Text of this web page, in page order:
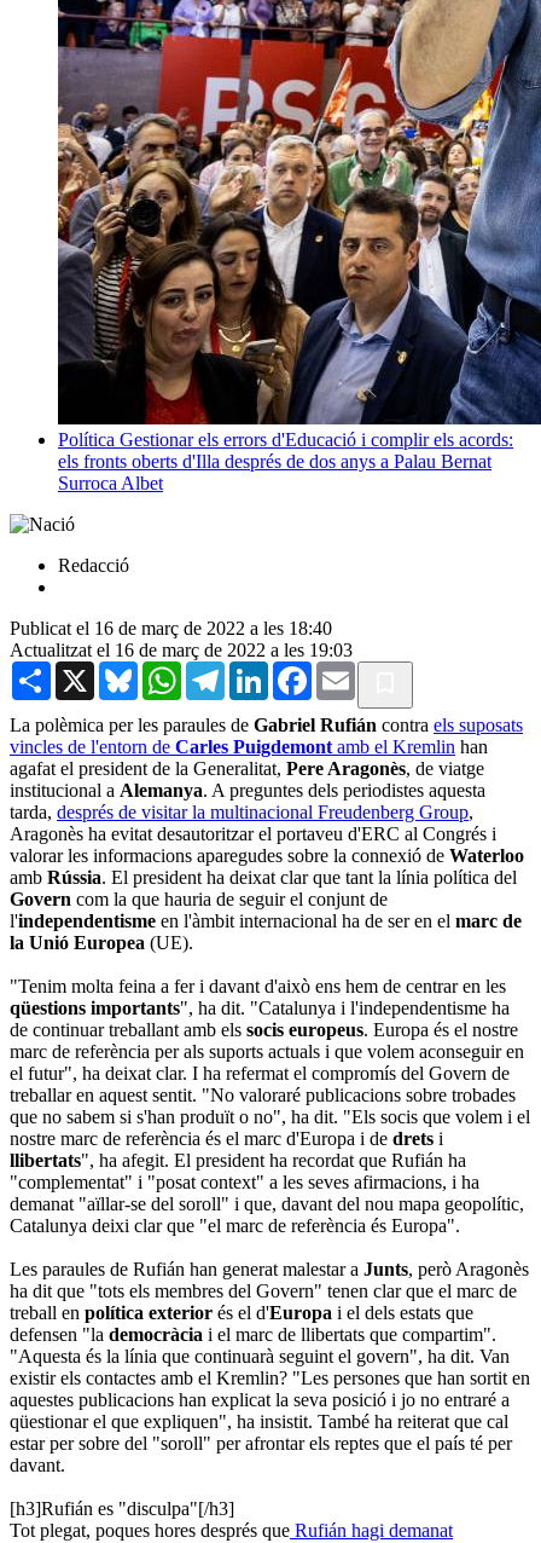
Política Gestionar els errors d'Educació i complir els acords:
els fronts oberts d'Illa després de dos anys a Palau Bernat
Surroca Albet
Redacció
Publicat el 16 de març de 2022 a les 18:40
Actualitzat el 16 de març de 2022 a les 19:03
Share X BlueskyWhatsAppTelegramLinkedInFacebook
Email
La polèmica per les paraules de Gabriel Rufián contra els suposats
vincles de l'entorn de Carles Puigdemont amb el Kremlin han
agafat el president de la Generalitat, Pere Aragonès, de viatge
institucional a Alemanya. A preguntes dels periodistes aquesta
tarda, després de visitar la multinacional Freudenberg Group,
Aragonès ha evitat desautoritzar el portaveu d'ERC al Congrés i
valorar les informacions aparegudes sobre la connexió de Waterloo
amb Rússia. El president ha deixat clar que tant la línia política del
Govern com la que hauria de seguir el conjunt de
l'independentisme en l'àmbit internacional ha de ser en el marc de
la Unió Europea (UE).
"Tenim molta feina a fer i davant d'això ens hem de centrar en les
qüestions importants", ha dit. "Catalunya i l'independentisme ha
de continuar treballant amb els socis europeus. Europa és el nostre
marc de referència per als suports actuals i que volem aconseguir en
el futur", ha deixat clar. I ha refermat el compromís del Govern de
treballar en aquest sentit. "No valoraré publicacions sobre trobades
que no sabem si s'han produït o no", ha dit. "Els socis que volem i el
nostre marc de referència és el marc d'Europa i de drets i
llibertats", ha afegit. El president ha recordat que Rufián ha
"complementat" i "posat context" a les seves afirmacions, i ha
demanat "aïllar-se del soroll" i que, davant del nou mapa geopolític,
Catalunya deixi clar que "el marc de referència és Europa".
Les paraules de Rufián han generat malestar a Junts, però Aragonès
ha dit que "tots els membres del Govern" tenen clar que el marc de
treball en política exterior és el d'Europa i el dels estats que
defensen "la democràcia i el marc de llibertats que compartim".
"Aquesta és la línia que continuarà seguint el govern", ha dit. Van
existir els contactes amb el Kremlin? "Les persones que han sortit en
aquestes publicacions han explicat la seva posició i jo no entraré a
qüestionar el que expliquen", ha insistit. També ha reiterat que cal
estar per sobre del "soroll" per afrontar els reptes que el país té per
davant.
[h3]Rufián es "disculpa"[/h3]
Tot plegat, poques hores després que Rufián hagi demanat